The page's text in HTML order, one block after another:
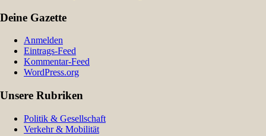
Deine Gazette
Anmelden
Eintrags-Feed
Kommentar-Feed
WordPress.org
Unsere Rubriken
Politik & Gesellschaft
Verkehr & Mobilität